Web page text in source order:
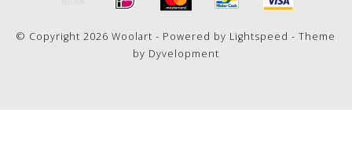
© Copyright 2026 Woolart - Powered by Lightspeed - Theme
by Dyvelopment